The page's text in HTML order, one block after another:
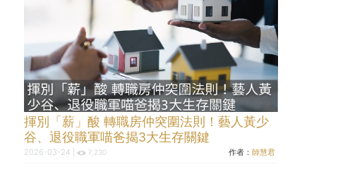
揮別「薪」酸 轉職房仲突圍法則！藝人黃少
谷、退役職軍喵爸揭3大生存關鍵
2026-03-24 | 7,230 作者：師慧君